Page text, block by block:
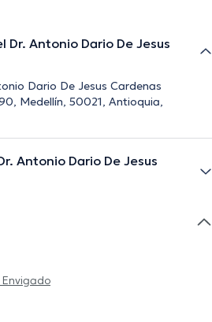
Dr. Antonio Dario De Jesus
Dario De Jesus Cardenas
Medellín, 50021, Antioquia,
Antonio Dario De Jesus